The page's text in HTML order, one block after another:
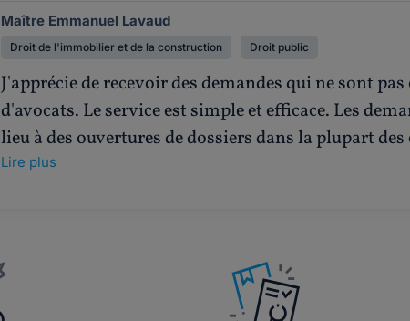
Maître Emmanuel Lavaud
Droit de l'immobilier et de la construction Droit public
J'apprécie de recevoir des demandes qui ne sont
d'avocats. Le service est simple et efficace. Les
lieu à des ouvertures de dossiers dans la plupart des
Lire plus